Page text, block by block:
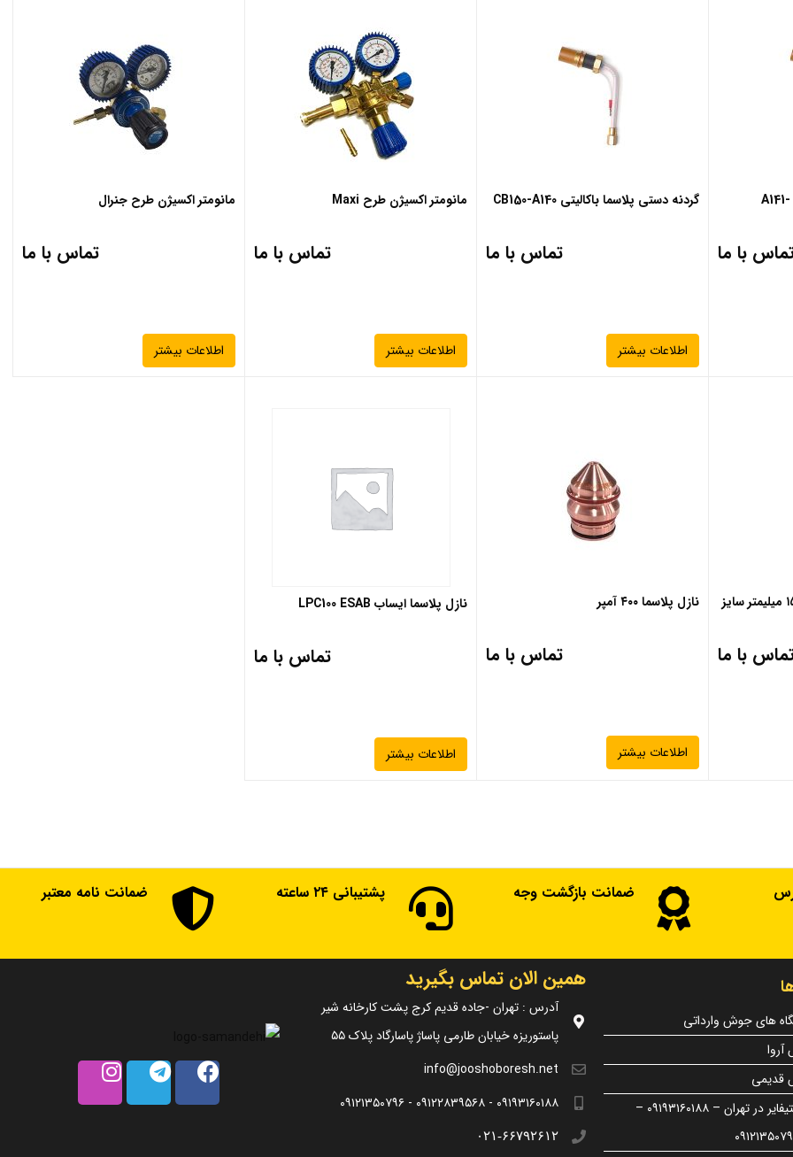
با ما
گردنه دستی پلاسما باکالیتی CB150-A140
تماس با ما
اطلاعات بیشتر
مانومتر اکسیژن طرح Maxi
تماس با ما
اطلاعات بیشتر
مانومتر اکسیژن طرح جنرال
تماس با ما
اطلاعات بیشتر
نازل برش ضخامت ۹۰ تا ۱۵۰ میلیمتر سایز
با ما
نازل پلاسما ۴۰۰ آمپر
تماس با ما
اطلاعات بیشتر
نازل پلاسما ایساب LPC100 ESAB
تماس با ما
اطلاعات بیشتر
ضمانت بازگشت وجه پشتیبانی ۲۴ ساعته ضمانت نامه معتبر
های جوش وارداتی
قدیمی
انجام کلیه تعمیر رکتیفایر در تهران – ۰۹۱۹۳۱۶۰۱۸۸ –
همین الان تماس بگیرید
آدرس : تهران -جاده قدیم کرج پشت کارخانه شیر
پاستوریزه خیابان طارمی پاساژ پاسارگاد پلاک ۵۵
info@jooshoboresh.net
۰۹۱۹۳۱۶۰۱۸۸ - ۰۹۱۲۲۸۳۹۵۶۸ - ۰۹۱۲۱۳۵۰۷۹۶
۰۲۱-۶۶۷۹۲۶۱۲